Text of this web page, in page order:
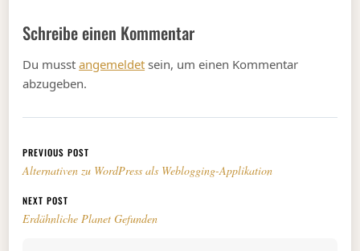
Schreibe einen Kommentar
Du musstangemeldet sein, um einen Kommentar
abzugeben.
Beitragsnavigation
PREVIOUS POST
Alternativen zu WordPress als Weblogging-Applikation
NEXT POST
Erdähnliche Planet Gefunden